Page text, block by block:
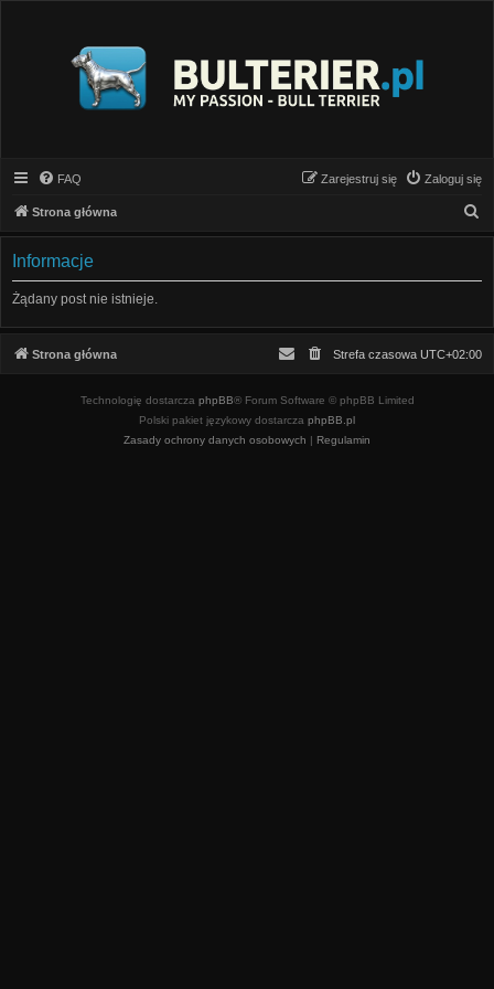
FAQ Zaloguj się
Zarejestruj się
Strona główna
z
Informacje
Żądany post nie istnieje.
Strona główna Strefa czasowa UTC+02:00
Technologię dostarcza phpBB® Forum Software © phpBB Limited
Polski pakiet językowy dostarcza phpBB.pl
Zasady ochrony danych osobowych | Regulamin